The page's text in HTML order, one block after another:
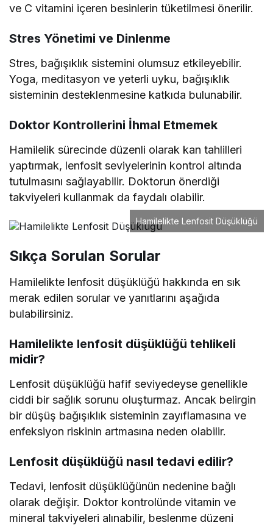
ve C vitamini içeren besinlerin tüketilmesi önerilir.
Stres Yönetimi ve Dinlenme
Stres, bağışıklık sistemini olumsuz etkileyebilir.
Yoga, meditasyon ve yeterli uyku, bağışıklık
sisteminin desteklenmesine katkıda bulunabilir.
Doktor Kontrollerini İhmal Etmemek
Hamilelik sürecinde düzenli olarak kan tahlilleri
yaptırmak, lenfosit seviyelerinin kontrol altında
tutulmasını sağlayabilir. Doktorun önerdiği
takviyeleri kullanmak da faydalı olabilir.
Hamilelikte Lenfosit Düşüklüğü
Sıkça Sorulan Sorular
Hamilelikte lenfosit düşüklüğü hakkında en sık
merak edilen sorular ve yanıtlarını aşağıda
bulabilirsiniz.
Hamilelikte lenfosit düşüklüğü tehlikeli
midir?
Lenfosit düşüklüğü hafif seviyedeyse genellikle
ciddi bir sağlık sorunu oluşturmaz. Ancak belirgin
bir düşüş bağışıklık sisteminin zayıflamasına ve
enfeksiyon riskinin artmasına neden olabilir.
Lenfosit düşüklüğü nasıl tedavi edilir?
Tedavi, lenfosit düşüklüğünün nedenine bağlı
olarak değişir. Doktor kontrolünde vitamin ve
mineral takviyeleri alınabilir, beslenme düzeni